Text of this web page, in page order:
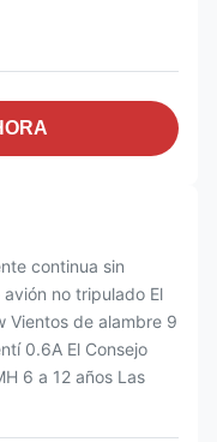
continua sin
no tripulado El
Vientos de alambre 9
0.6A El Consejo
6 a 12 años Las